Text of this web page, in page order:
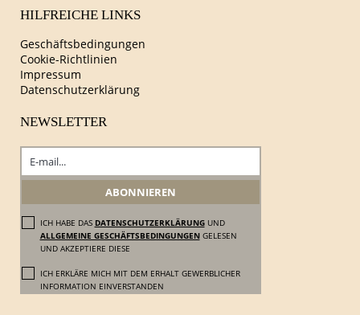
HILFREICHE LINKS
Geschäftsbedingungen
Cookie-Richtlinien
Impressum
Datenschutzerklärung
NEWSLETTER
ICH HABE DAS DATENSCHUTZERKLÄRUNGUND
ALLGEMEINE GESCHÄFTSBEDINGUNGENGELESEN
UND AKZEPTIERE DIESE
ICH ERKLÄRE MICH MIT DEM ERHALT GEWERBLICHER
INFORMATION EINVERSTANDEN